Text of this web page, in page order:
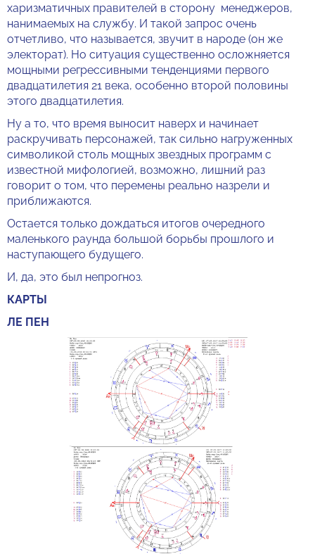
харизматичных правителей в сторону менеджеров,
нанимаемых на службу. И такой запрос очень
отчетливо, что называется, звучит в народе (он же
электорат). Но ситуация существенно осложняется
мощными регрессивными тенденциями первого
двадцатилетия 21 века, особенно второй половины
этого двадцатилетия.
Ну а то, что время выносит наверх и начинает
раскручивать персонажей, так сильно нагруженных
символикой столь мощных звездных программ с
известной мифологией, возможно, лишний раз
говорит о том, что перемены реально назрели и
приближаются.
Остается только дождаться итогов очередного
маленького раунда большой борьбы прошлого и
наступающего будущего.
И, да, это был непрогноз.
КАРТЫ
ЛЕ ПЕН